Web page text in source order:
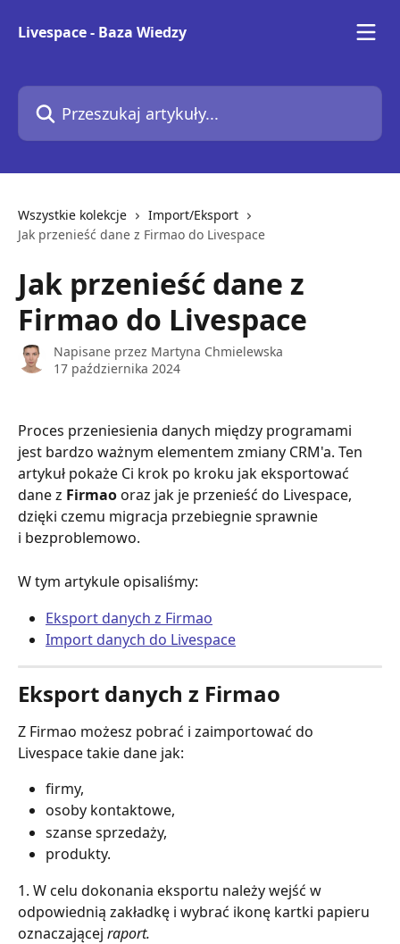
Livespace - Baza Wiedzy
Przeszukaj artykuły...
Wszystkie kolekcje
Import/Eksport
Jak przenieść dane z Firmao do Livespace
Jak przenieść dane z
Firmao do Livespace
Napisane przez Martyna Chmielewska
17 października 2024
Proces przeniesienia danych między programami
jest bardzo ważnym elementem zmiany CRM'a. Ten
artykuł pokaże Ci krok po kroku jak eksportować
dane z Firmao oraz jak je przenieść do Livespace,
dzięki czemu migracja przebiegnie sprawnie
i bezproblemowo.
W tym artykule opisaliśmy:
Eksport danych z Firmao
Import danych do Livespace
Eksport danych z Firmao
Z Firmao możesz pobrać i zaimportować do
Livespace takie dane jak:
firmy,
osoby kontaktowe,
szanse sprzedaży,
produkty.
1. W celu dokonania eksportu należy wejść w
odpowiednią zakładkę i wybrać ikonę kartki papieru
oznaczającej raport.